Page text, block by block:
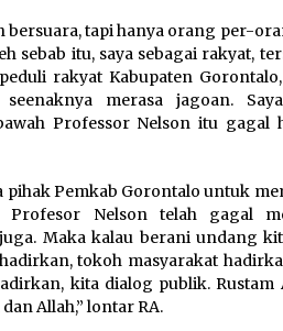
bersuara, tapi hanya orang per-
sebab itu, saya sebagai rakyat,
rakyat Kabupaten Gorontalo,
merasa jagoan.
Professor Nelson itu gagal
pihak Pemkab Gorontalo untuk
Profesor Nelson telah gagal
Maka kalau berani undang
tokoh masyarakat
kita dialog publik. Rustam
Allah,” lontar RA.